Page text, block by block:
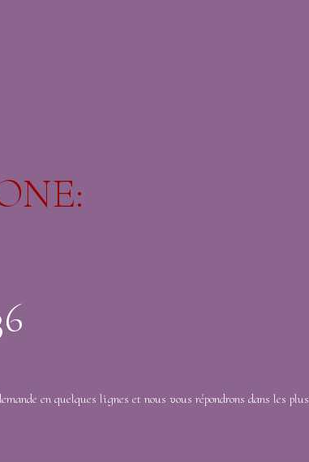
en quelques lignes et nous vous répondrons dans les plus